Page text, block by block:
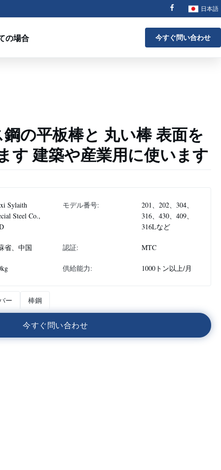
日本語
の場合 今すぐ問い合わせ
の平板棒と 丸い棒 表面を
す 建築や産業用に使います
Sylaith
Steel Co.,
モデル番号:
201、202、304、
316、430、409、
316Lなど
省、中国 認証: MTC
供給能力: 1000トン以上/月
ー 棒鋼
今すぐ問い合わせ